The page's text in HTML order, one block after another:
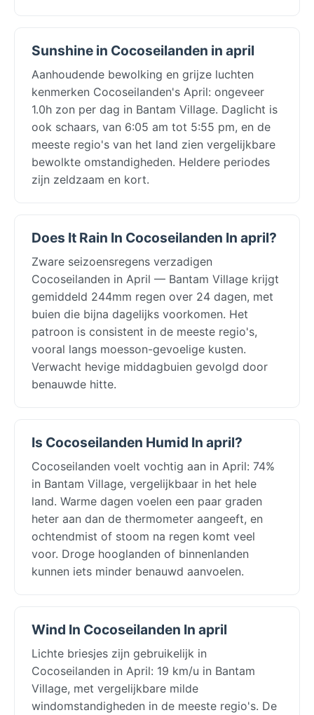
Sunshine in Cocoseilanden in april
Aanhoudende bewolking en grijze luchten
kenmerken Cocoseilanden's April: ongeveer
1.0h zon per dag in Bantam Village. Daglicht is
ook schaars, van 6:05 am tot 5:55 pm, en de
meeste regio's van het land zien vergelijkbare
bewolkte omstandigheden. Heldere periodes
zijn zeldzaam en kort.
Does It Rain In Cocoseilanden In april?
Zware seizoensregens verzadigen
Cocoseilanden in April — Bantam Village krijgt
gemiddeld 244mm regen over 24 dagen, met
buien die bijna dagelijks voorkomen. Het
patroon is consistent in de meeste regio's,
vooral langs moesson-gevoelige kusten.
Verwacht hevige middagbuien gevolgd door
benauwde hitte.
Is Cocoseilanden Humid In april?
Cocoseilanden voelt vochtig aan in April: 74%
in Bantam Village, vergelijkbaar in het hele
land. Warme dagen voelen een paar graden
heter aan dan de thermometer aangeeft, en
ochtendmist of stoom na regen komt veel
voor. Droge hooglanden of binnenlanden
kunnen iets minder benauwd aanvoelen.
Wind In Cocoseilanden In april
Lichte briesjes zijn gebruikelijk in
Cocoseilanden in April: 19 km/u in Bantam
Village, met vergelijkbare milde
windomstandigheden in de meeste regio's. De